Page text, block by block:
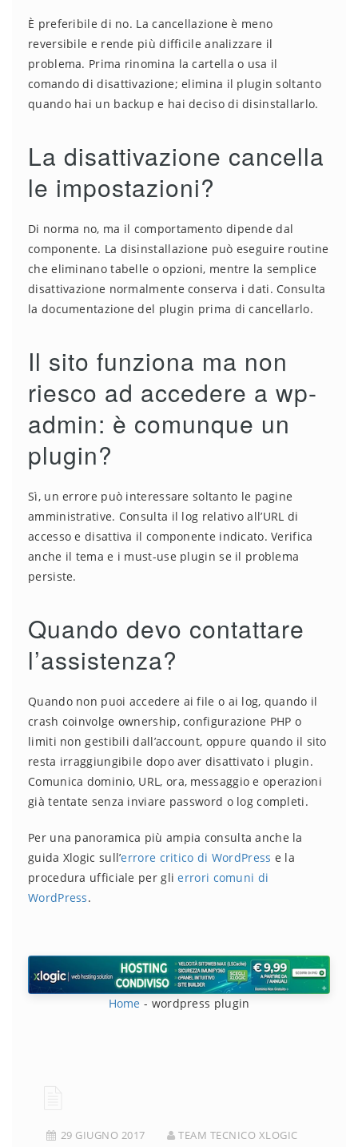
È preferibile di no. La cancellazione è meno
reversibile e rende più difficile analizzare il
problema. Prima rinomina la cartella o usa il
comando di disattivazione; elimina il plugin soltanto
quando hai un backup e hai deciso di disinstallarlo.
La disattivazione cancella
le impostazioni?
Di norma no, ma il comportamento dipende dal
componente. La disinstallazione può eseguire routine
che eliminano tabelle o opzioni, mentre la semplice
disattivazione normalmente conserva i dati. Consulta
la documentazione del plugin prima di cancellarlo.
Il sito funziona ma non
riesco ad accedere a wp-
admin: è comunque un
plugin?
Sì, un errore può interessare soltanto le pagine
amministrative. Consulta il log relativo all’URL di
accesso e disattiva il componente indicato. Verifica
anche il tema e i must-use plugin se il problema
persiste.
Quando devo contattare
l’assistenza?
Quando non puoi accedere ai file o ai log, quando il
crash coinvolge ownership, configurazione PHP o
limiti non gestibili dall’account, oppure quando il sito
resta irraggiungibile dopo aver disattivato i plugin.
Comunica dominio, URL, ora, messaggio e operazioni
già tentate senza inviare password o log completi.
Per una panoramica più ampia consulta anche la
guida Xlogic sull’errore critico di WordPress e la
procedura ufficiale per glierrori comuni di
WordPress.
Home - wordpress plugin
29 GIUGNO 2017
TEAM TECNICO XLOGIC